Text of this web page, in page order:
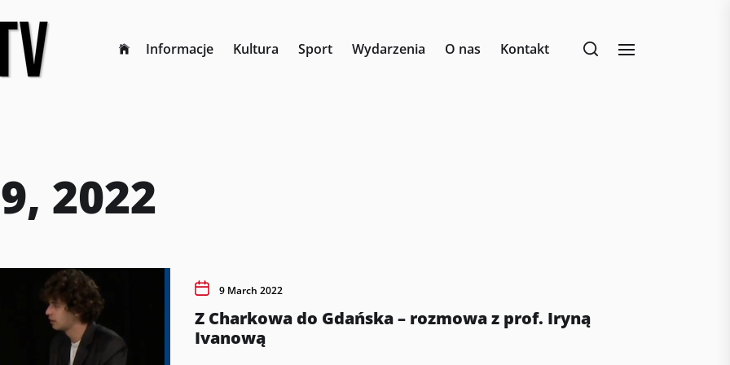
Informacje Kultura Sport Wydarzenia O nas Kontakt
2022
9 March 2022
Z Charkowa do Gdańska – rozmowa z prof. Iryną
Ivanową